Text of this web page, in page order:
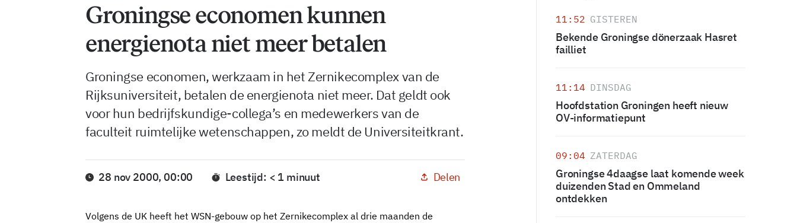
Groningse economen kunnen
energienota niet meer betalen
Groningse economen, werkzaam in het Zernikecomplex van de
Rijksuniversiteit, betalen de energienota niet meer. Dat geldt ook
voor hun bedrijfskundige-collega’s en medewerkers van de
faculteit ruimtelijke wetenschappen, zo meldt de Universiteitkrant.
28 nov 2000, 00:00 Leestijd: < 1 minuut Delen
Volgens de UK heeft het WSN-gebouw op het Zernikecomplex al drie maanden de
11:52 GISTEREN
Bekende Groningse dönerzaak Hasret
failliet
11:14 DINSDAG
Hoofdstation Groningen heeft nieuw
OV-informatiepunt
09:04 ZATERDAG
Groningse 4daagse laat komende week
duizenden Stad en Ommeland
ontdekken